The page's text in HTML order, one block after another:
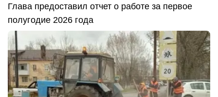
Глава предоставил отчет о работе за первое
полугодие 2026 года